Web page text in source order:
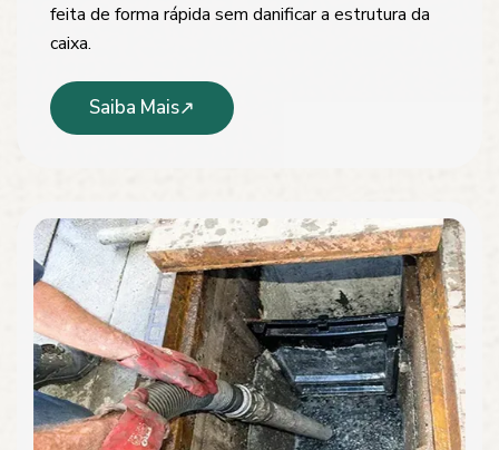
feita de forma rápida sem danificar a estrutura da
caixa.
Saiba Mais